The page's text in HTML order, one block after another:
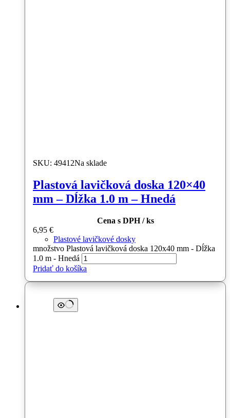
SKU: 49412Na sklade
Plastová lavičková doska 120×40
mm – Dĺžka 1.0 m – Hnedá
Cena s DPH / ks
6,95 €
Plastové lavičkové dosky
množstvo Plastová lavičková doska 120x40 mm - Dĺžka
1.0 m - Hnedá
Pridať do košíka